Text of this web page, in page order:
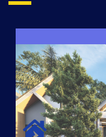
SURYA
Desain Modern
Sehingga
dengan Ponsel